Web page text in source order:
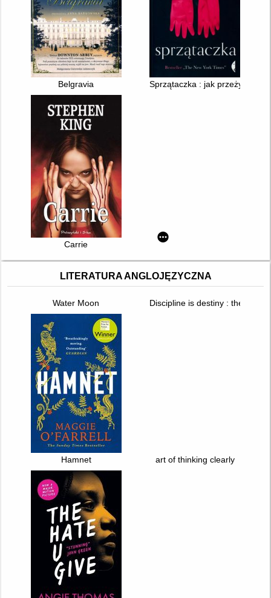
Belgravia Sprzątaczka : jak przeżyć w
Carrie
LITERATURA ANGLOJĘZYCZNA
Water Moon Discipline is destiny : the
Hamnet art of thinking clearly